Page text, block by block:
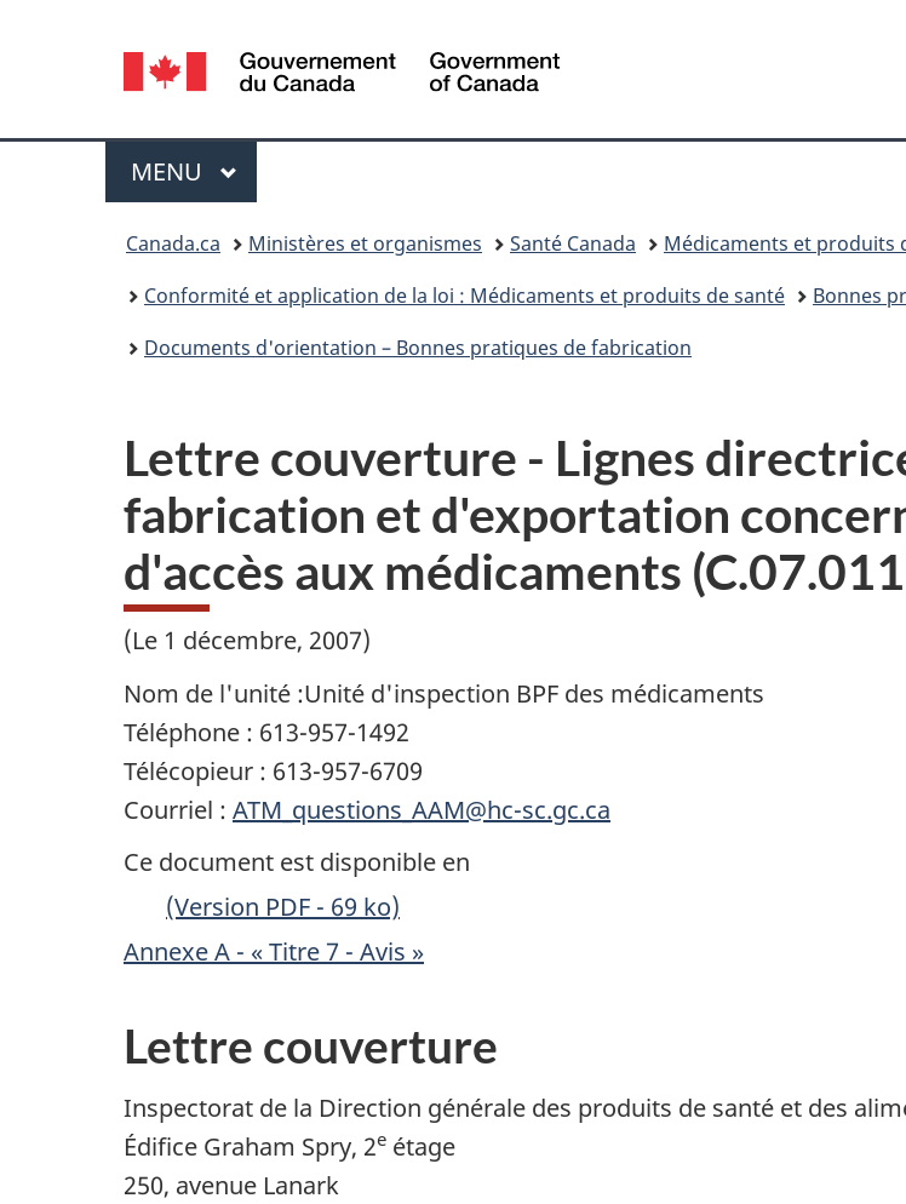
sujet
HTML
Sélection
de
la
langue
Canada
Menu
MENU PRINCIPAL
Canada.ca Ministères et organismes Santé Canada
Médicaments et produits
Conformité et application de la loi : Médicaments et produits de santé
Bonnes
Documents d'orientation – Bonnes pratiques de fabrication
Lettre couverture - Lignes
fabrication et d'exportation
d'accès aux médicaments
(Le 1 décembre, 2007)
Nom de l'unité :Unité d'inspection BPF des médicaments
Téléphone : 613-957-1492
Télécopieur : 613-957-6709
Courriel : ATM_questions_AAM@hc-sc.gc.ca
Ce document est disponible en
(Version PDF - 69 ko)
Annexe A - « Titre 7 - Avis »
Lettre couverture
Inspectorat de la Direction générale des produits de santé et des
Édifice Graham Spry, 2e étage
250, avenue Lanark